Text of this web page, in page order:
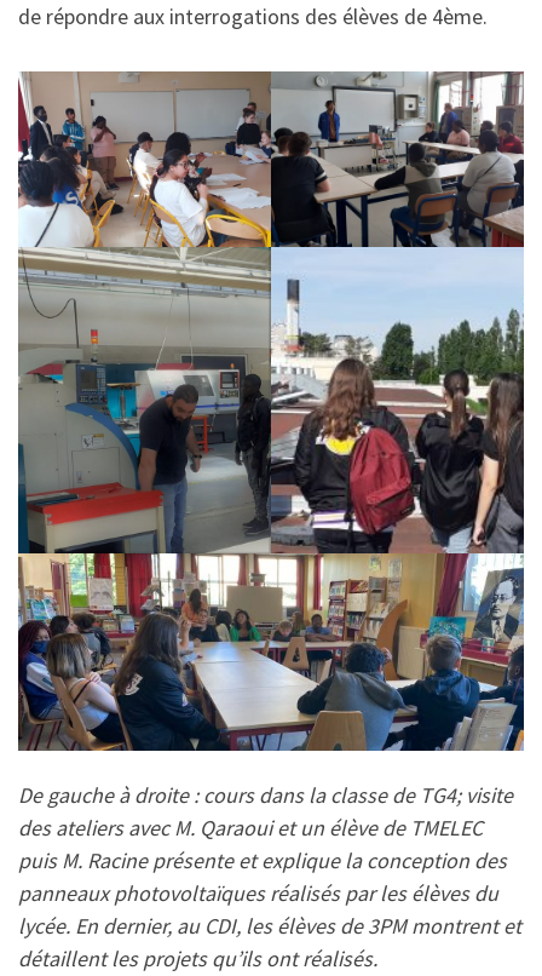
de répondre aux interrogations des élèves de 4ème.
De gauche à droite : cours dans la classe de TG4; visite
des ateliers avec M. Qaraoui et un élève de TMELEC
puis M. Racine présente et explique la conception des
panneaux photovoltaïques réalisés par les élèves du
lycée. En dernier, au CDI, les élèves de 3PM montrent et
détaillent les projets qu’ils ont réalisés.